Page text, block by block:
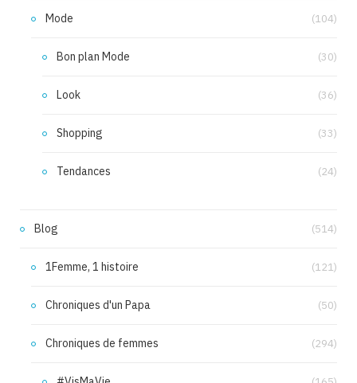
Mode (104)
Bon plan Mode (30)
Look (36)
Shopping (33)
Tendances (24)
Blog (514)
1Femme, 1 histoire (121)
Chroniques d'un Papa (50)
Chroniques de femmes (294)